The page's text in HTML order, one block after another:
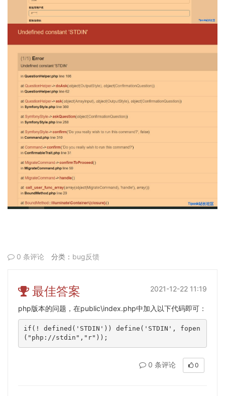
0 条评论 分类： bug反馈
最佳答案 2021-12-22 11:19
php版本的问题，在public\index.php中加入以下代码即可：
if (! defined( 'STDIN' )) define( 'STDIN' , fopen
( "php://stdin" , "r" ));
0 条评论 0